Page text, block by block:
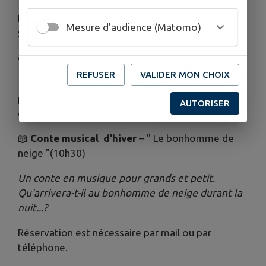
le Samedi 13 décembre
Salat(la salle au rdc de la mairie)
❄️Matinée musicale en famille
Atelier créatif parent-enfant– fabriquez vos
propres instruments de musique et faites-les
chanter ensemble ! (10h)
📖 Conte musical d'hiver – " Le bonhomme de
neige "(10h30)
Un conte en musique pour grands et petit.
Qu'arrivera-t-il au bonhomme de neige durant la
nuit...?
Réservation est nécessaire par mail ou par
téléphone.
Mesure d'audience (Matomo)
REFUSER VALIDER MON CHOIX
AUTORISER